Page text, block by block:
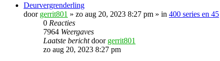
Deurvergrenderling
door gerrit801 » zo aug 20, 2023 8:27 pm » in 400 series en 45
0 Reacties
7964 Weergaves
Laatste berichtdoor gerrit801
zo aug 20, 2023 8:27 pm